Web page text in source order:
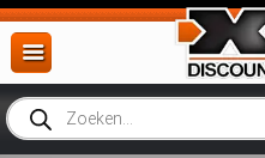
Ga
naar
inhoud
Producten
zoeken